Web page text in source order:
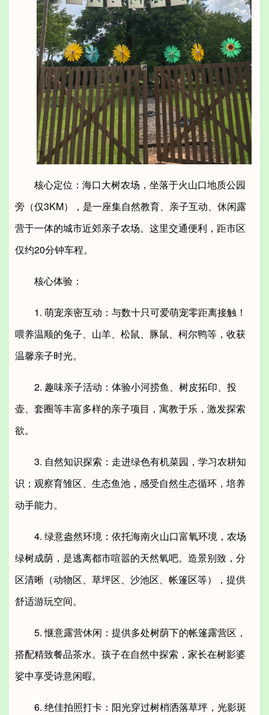
核心定位：海口大树农场，坐落于火山口地质公园
旁（仅3KM），是一座集自然教育、亲子互动、休闲露
营于一体的城市近郊亲子农场。这里交通便利，距市区
仅约20分钟车程。
核心体验：
1. 萌宠亲密互动：与数十只可爱萌宠零距离接触！
喂养温顺的兔子、山羊、松鼠、豚鼠、柯尔鸭等，收获
温馨亲子时光。
2. 趣味亲子活动：体验小河捞鱼、树皮拓印、投
壶、套圈等丰富多样的亲子项目，寓教于乐，激发探索
欲。
3. 自然知识探索：走进绿色有机菜园，学习农耕知
识；观察育雏区、生态鱼池，感受自然生态循环，培养
动手能力。
4. 绿意盎然环境：依托海南火山口富氧环境，农场
绿树成荫，是逃离都市喧嚣的天然氧吧。造景别致，分
区清晰（动物区、草坪区、沙池区、帐篷区等），提供
舒适游玩空间。
5. 惬意露营休闲：提供多处树荫下的帐篷露营区，
搭配精致餐品茶水。孩子在自然中探索，家长在树影婆
娑中享受诗意闲暇。
6. 绝佳拍照打卡：阳光穿过树梢洒落草坪，光影斑